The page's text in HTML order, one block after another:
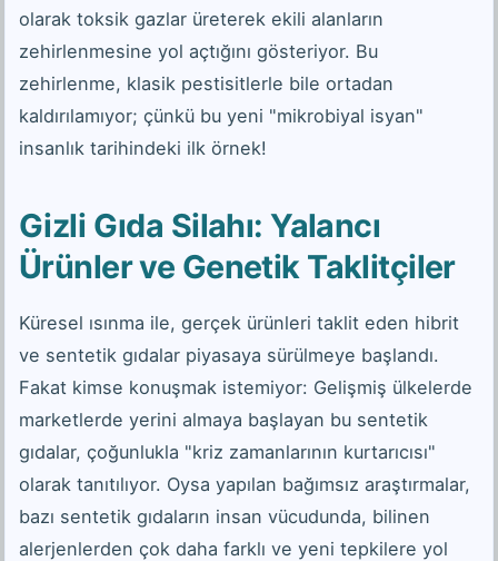
olarak toksik gazlar üreterek ekili alanların
zehirlenmesine yol açtığını gösteriyor. Bu
zehirlenme, klasik pestisitlerle bile ortadan
kaldırılamıyor; çünkü bu yeni "mikrobiyal isyan"
insanlık tarihindeki ilk örnek!
Gizli Gıda Silahı: Yalancı
Ürünler ve Genetik Taklitçiler
Küresel ısınma ile, gerçek ürünleri taklit eden hibrit
ve sentetik gıdalar piyasaya sürülmeye başlandı.
Fakat kimse konuşmak istemiyor: Gelişmiş ülkelerde
marketlerde yerini almaya başlayan bu sentetik
gıdalar, çoğunlukla "kriz zamanlarının kurtarıcısı"
olarak tanıtılıyor. Oysa yapılan bağımsız araştırmalar,
bazı sentetik gıdaların insan vücudunda, bilinen
alerjenlerden çok daha farklı ve yeni tepkilere yol